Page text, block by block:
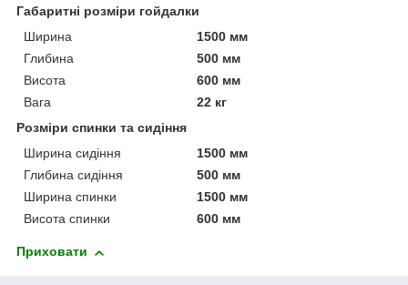
Габаритні розміри гойдалки
Ширина
1500 мм
Глибина
500 мм
Висота
600 мм
Вага
22 кг
Розміри спинки та сидіння
Ширина сидіння
1500 мм
Глибина сидіння
500 мм
Ширина спинки
1500 мм
Висота спинки
600 мм
Приховати